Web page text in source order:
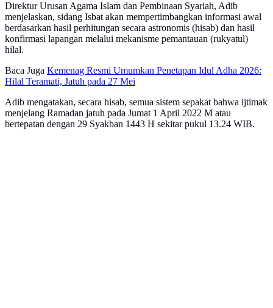
Direktur Urusan Agama Islam dan Pembinaan Syariah, Adib
menjelaskan, sidang Isbat akan mempertimbangkan informasi awal
berdasarkan hasil perhitungan secara astronomis (hisab) dan hasil
konfirmasi lapangan melalui mekanisme pemantauan (rukyatul)
hilal.
Baca Juga Kemenag Resmi Umumkan Penetapan Idul Adha 2026:
Hilal Teramati, Jatuh pada 27 Mei
Adib mengatakan, secara hisab, semua sistem sepakat bahwa ijtimak
menjelang Ramadan jatuh pada Jumat 1 April 2022 M atau
bertepatan dengan 29 Syakban 1443 H sekitar pukul 13.24 WIB.